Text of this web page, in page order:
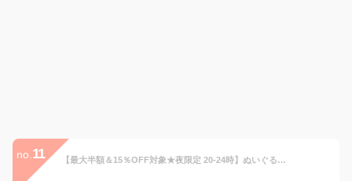
no. 11 【最大半額＆15％OFF対象★夜限定 20-24時】ぬいぐるみ リュック バッグ ショルダー 推し活 バッグ 推し活バッグ 大人 キッズ バッグ クリア ぬいポーチ 2体 20cm 推し ぬい活 ショルダーバッグ ぬいバッグ ぬいぐるみポーチ 推しバッグ 3way 痛リュック